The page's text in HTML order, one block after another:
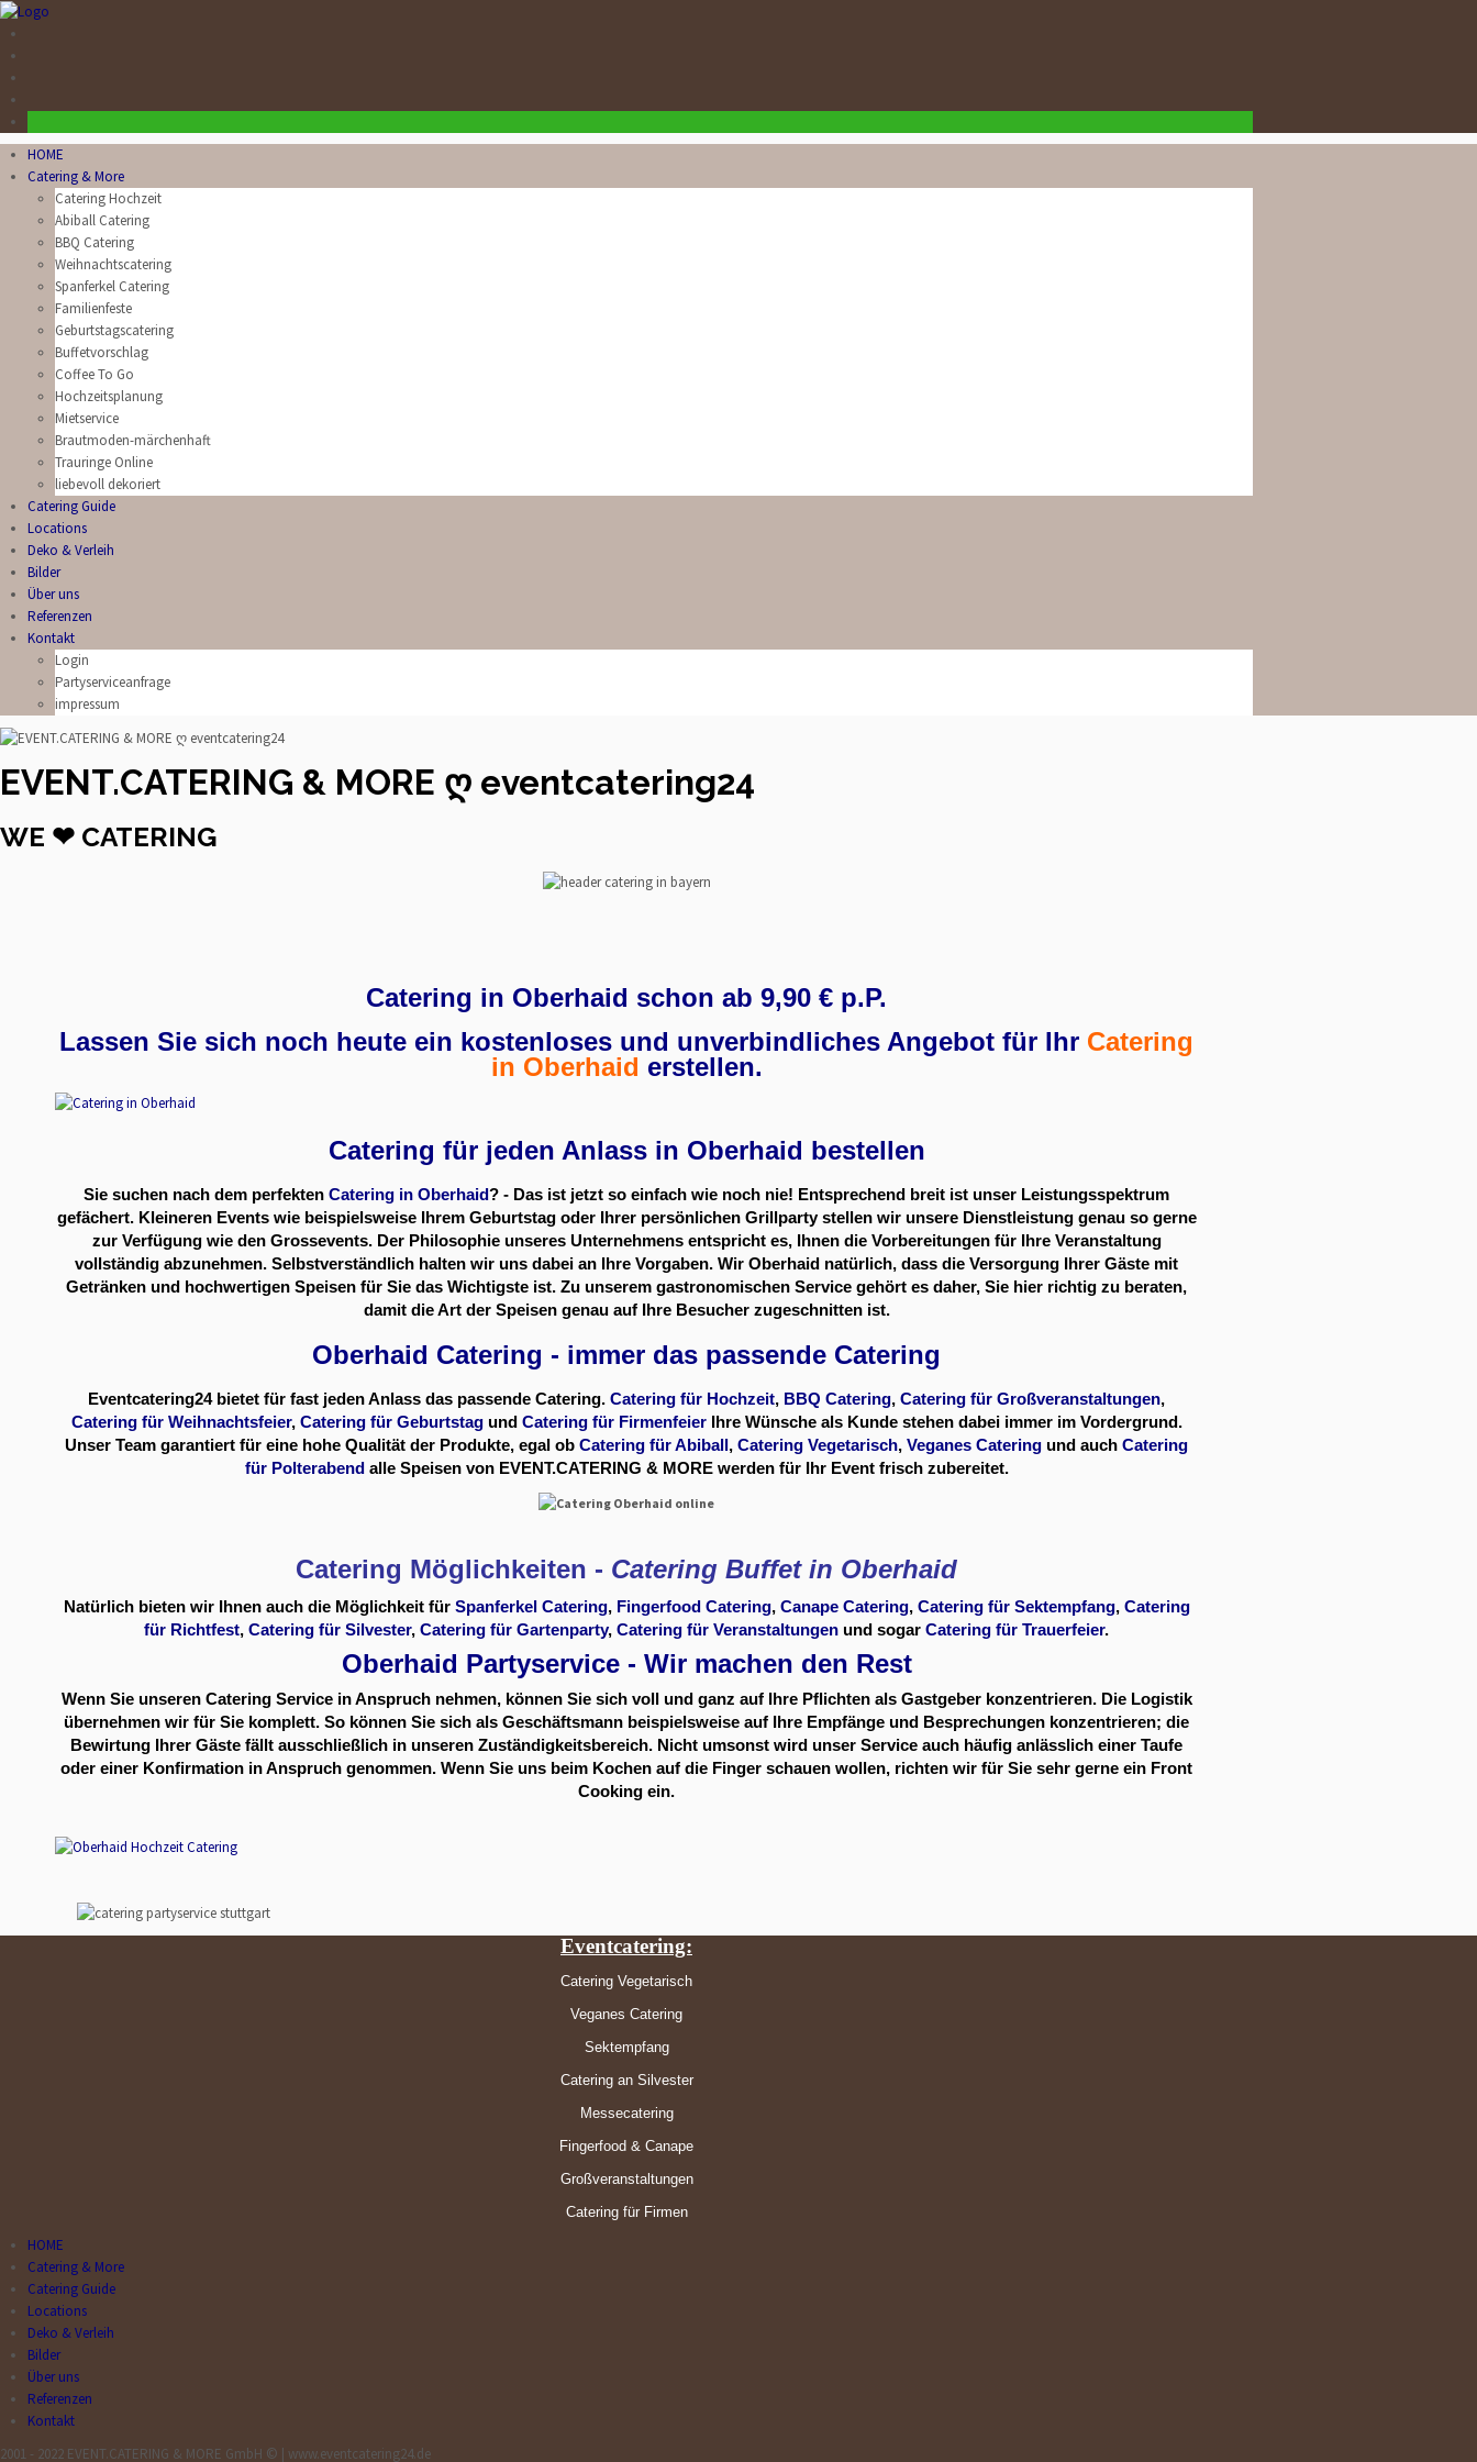
HOME
Catering & More
Catering Hochzeit
Abiball Catering
BBQ Catering
Weihnachtscatering
Spanferkel Catering
Familienfeste
Geburtstagscatering
Buffetvorschlag
Coffee To Go
Hochzeitsplanung
Mietservice
Brautmoden-märchenhaft
Trauringe Online
liebevoll dekoriert
Catering Guide
Locations
Deko & Verleih
Bilder
Über uns
Referenzen
Kontakt
Login
Partyserviceanfrage
impressum
EVENT.CATERING & MORE ღ eventcatering24
WE ❤ CATERING
Catering in Oberhaid schon ab 9,90 € p.P.
Lassen Sie sich noch heute ein kostenloses und unverbindliches Angebot für Ihr Catering
in Oberhaid erstellen.
Catering für jeden Anlass in Oberhaid bestellen
Sie suchen nach dem perfekten Catering in Oberhaid? - Das ist jetzt so einfach wie noch nie! Entsprechend breit ist unser Leistungsspektrum
gefächert. Kleineren Events wie beispielsweise Ihrem Geburtstag oder Ihrer persönlichen Grillparty stellen wir unsere Dienstleistung genau so gerne
zur Verfügung wie den Grossevents. Der Philosophie unseres Unternehmens entspricht es, Ihnen die Vorbereitungen für Ihre Veranstaltung
vollständig abzunehmen. Selbstverständlich halten wir uns dabei an Ihre Vorgaben. Wir Oberhaid natürlich, dass die Versorgung Ihrer Gäste mit
Getränken und hochwertigen Speisen für Sie das Wichtigste ist. Zu unserem gastronomischen Service gehört es daher, Sie hier richtig zu beraten,
damit die Art der Speisen genau auf Ihre Besucher zugeschnitten ist.
Oberhaid Catering - immer das passende Catering
Eventcatering24 bietet für fast jeden Anlass das passende Catering. Catering für Hochzeit, BBQ Catering, Catering für Großveranstaltungen,
Catering für Weihnachtsfeier, Catering für Geburtstagund Catering für FirmenfeierIhre Wünsche als Kunde stehen dabei immer im Vordergrund.
Unser Team garantiert für eine hohe Qualität der Produkte, egal ob Catering für Abiball, Catering Vegetarisch, Veganes Catering und auch Catering
für Polterabendalle Speisen von EVENT.CATERING & MORE werden für Ihr Event frisch zubereitet.
Catering Möglichkeiten - Catering Buffet in Oberhaid
Natürlich bieten wir Ihnen auch die Möglichkeit für Spanferkel Catering, Fingerfood Catering, Canape Catering, Catering für Sektempfang, Catering
für Richtfest, Catering für Silvester, Catering für Gartenparty, Catering für Veranstaltungen und sogar Catering für Trauerfeier.
Oberhaid Partyservice - Wir machen den Rest
Wenn Sie unseren Catering Service in Anspruch nehmen, können Sie sich voll und ganz auf Ihre Pflichten als Gastgeber konzentrieren. Die Logistik
übernehmen wir für Sie komplett. So können Sie sich als Geschäftsmann beispielsweise auf Ihre Empfänge und Besprechungen konzentrieren; die
Bewirtung Ihrer Gäste fällt ausschließlich in unseren Zuständigkeitsbereich. Nicht umsonst wird unser Service auch häufig anlässlich einer Taufe
oder einer Konfirmation in Anspruch genommen. Wenn Sie uns beim Kochen auf die Finger schauen wollen, richten wir für Sie sehr gerne ein Front
Cooking ein.
Eventcatering:
Catering Vegetarisch
Veganes Catering
Sektempfang
Catering an Silvester
Messecatering
Fingerfood & Canape
Großveranstaltungen
Catering für Firmen
HOME
Catering & More
Catering Guide
Locations
Deko & Verleih
Bilder
Über uns
Referenzen
Kontakt
2001 - 2022 EVENT.CATERING & MORE GmbH © | www.eventcatering24.de